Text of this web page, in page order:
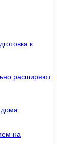
к
расширяют
дома
на